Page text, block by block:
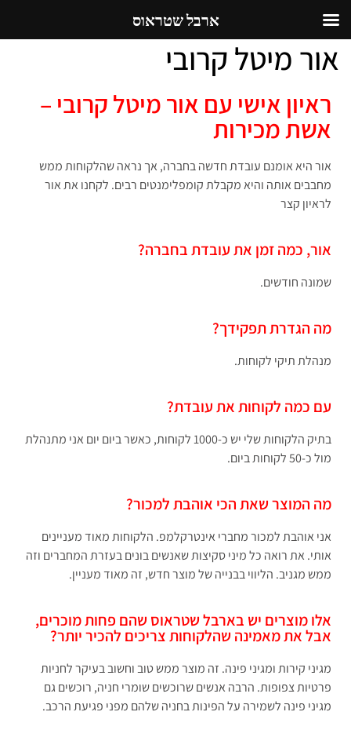
אור מיטל קרובי
ראיון אישי עם אור מיטל קרובי –
אשת מכירות
אור היא אומנם עובדת חדשה בחברה, אך נראה שהלקוחות ממש
מחבבים אותה והיא מקבלת קומפלימנטים רבים. לקחנו את אור
לראיון קצר
אור, כמה זמן את עובדת בחברה?
שמונה חודשים.
מה הגדרת תפקידך?
מנהלת תיקי לקוחות.
עם כמה לקוחות את עובדת?
בתיק הלקוחות שלי יש כ-1000 לקוחות, כאשר ביום יום אני מתנהלת
מול כ-50 לקוחות ביום.
מה המוצר שאת הכי אוהבת למכור?
אני אוהבת למכור מחברי אינטרקלמפ. הלקוחות מאוד מעניינים
אותי. את רואה כל מיני סקיצות שאנשים בונים בעזרת המחברים וזה
ממש מגניב. הליווי בבנייה של מוצר חדש, זה מאוד מעניין.
אלו מוצרים יש בארבל שטראוס שהם פחות מוכרים,
אבל את מאמינה שהלקוחות צריכים להכיר יותר?
מגיני קירות ומגיני פינה. זה מוצר ממש טוב וחשוב בעיקר לחניות
פרטיות צפופות. הרבה אנשים שרוכשים שומרי חניה, רוכשים גם
מגיני פינה לשמירה על הפינות בחניה שלהם מפני פגיעת הרכב.
ארבל שטראוס